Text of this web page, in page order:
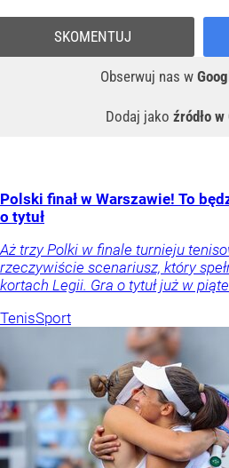
Obserwuj nas w
Dodaj jako źródło w
SKOMENTUJ
Polski finał w Warszawie! To
o tytuł
Aż trzy Polki w finale turnieju
rzeczywiście scenariusz, który
kortach Legii. Gra o tytuł już w
TenisSport